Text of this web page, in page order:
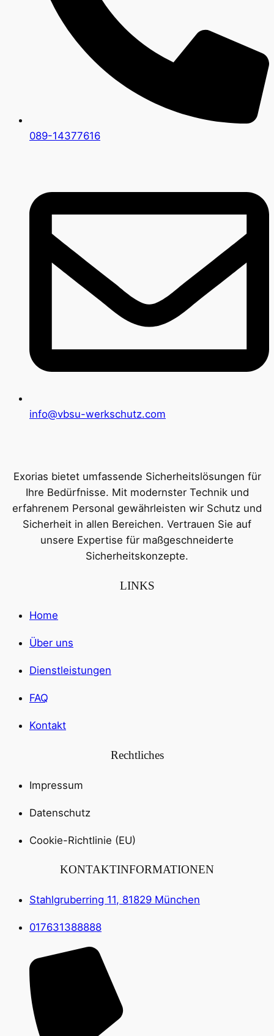
089-14377616
info@vbsu-werkschutz.com
Exorias bietet umfassende Sicherheitslösungen für
Ihre Bedürfnisse. Mit modernster Technik und
erfahrenem Personal gewährleisten wir Schutz und
Sicherheit in allen Bereichen. Vertrauen Sie auf
unsere Expertise für maßgeschneiderte
Sicherheitskonzepte.
LINKS
Home
Über uns
Dienstleistungen
FAQ
Kontakt
Rechtliches
Impressum
Datenschutz
Cookie-Richtlinie (EU)
KONTAKTINFORMATIONEN
Stahlgruberring 11, 81829 München
017631388888